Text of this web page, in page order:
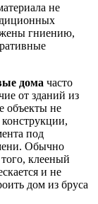
не
гниению,
дома часто
от зданий из
объекты не
под
Обычно
клееный
и не
дом из бруса